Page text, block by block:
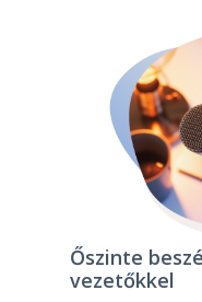
Őszinte
vezetőkkel